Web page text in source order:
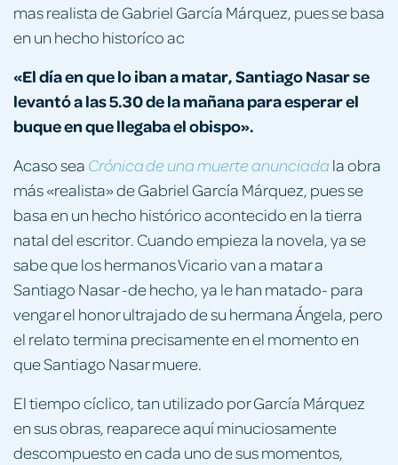
mas realista de Gabriel García Márquez, pues se basa
en un hecho historíco ac
«El día en que lo iban a matar, Santiago Nasar se
levantó a las 5.30 de la mañana para esperar el
buque en que llegaba el obispo».
Acaso sea Crónica de una muerte anunciadala obra
más «realista» de Gabriel García Márquez, pues se
basa en un hecho histórico acontecido en la tierra
natal del escritor. Cuando empieza la novela, ya se
sabe que los hermanos Vicario van a matar a
Santiago Nasar -de hecho, ya le han matado- para
vengar el honor ultrajado de su hermana Ángela, pero
el relato termina precisamente en el momento en
que Santiago Nasar muere.
El tiempo cíclico, tan utilizado por García Márquez
en sus obras, reaparece aquí minuciosamente
descompuesto en cada uno de sus momentos,